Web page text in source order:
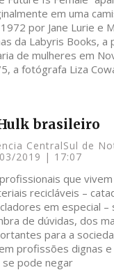
em uma
por Jane Lurie e
da Labyris Books, a
de mulheres em
a fotógrafa Liza
brasileiro
CentralSul de
2019
17:07
que
recicláveis –
em especial –
de dúvidas, dos
para a
profissões dignas
se pode negar